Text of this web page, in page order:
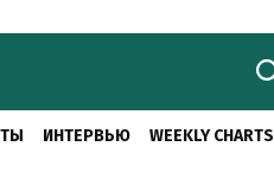
ИНТЕРВЬЮ WEEKLY CHARTS